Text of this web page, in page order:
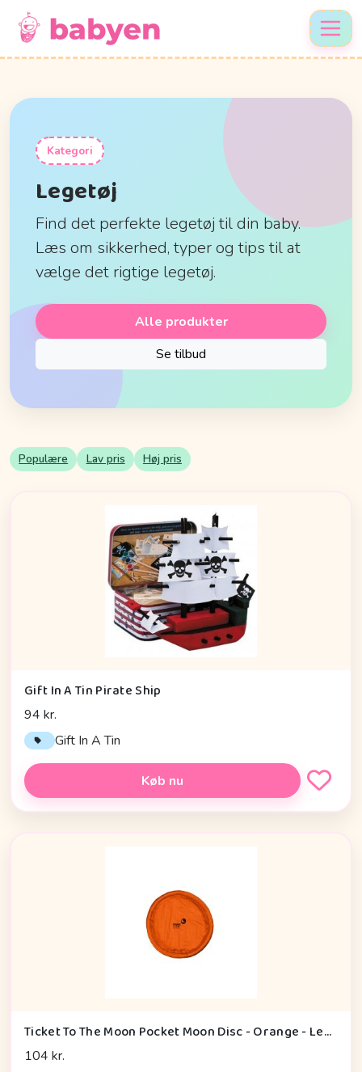
Kategori
Legetøj
Find det perfekte legetøj til din baby.
Læs om sikkerhed, typer og tips til at
vælge det rigtige legetøj.
Alle produkter
Se tilbud
Populære Lav pris Høj pris
Gift In A Tin Pirate Ship
94 kr.
Gift In A Tin
Køb nu
Ticket To The Moon Pocket Moon Disc - Orange - Legetøj
104 kr.